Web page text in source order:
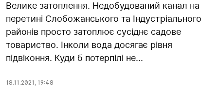
Велике затоплення. Недобудований канал на
перетині Слобожанського та Індустріального
районів просто затоплює сусіднє садове
товариство. Інколи вода досягає рівня
підвіконня. Куди б потерпілі не...
18.11.2021 , 19:48